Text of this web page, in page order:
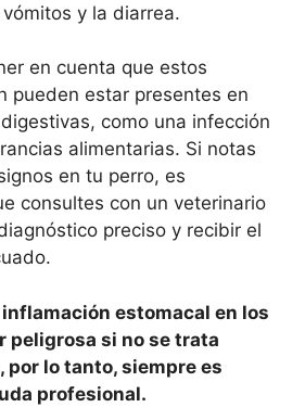
y la diarrea.
en cuenta que estos
pueden estar presentes en
como una infección
alimentarias. Si notas
en tu perro, es
consultes con un veterinario
preciso y recibir el
inflamación estomacal en los
peligrosa si no se trata
por lo tanto, siempre es
profesional.